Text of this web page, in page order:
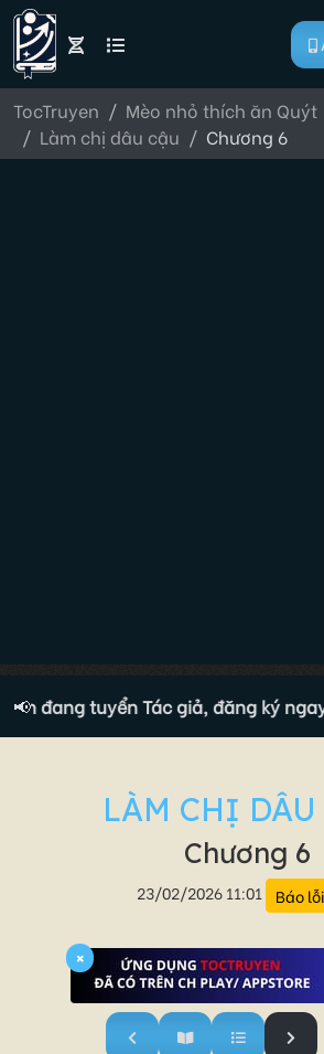
TocTruyen
Mèo nhỏ thích ăn Quýt
Làm chị dâu cậu
Chương 6
📢
đang tuyển Tác giả, đăng ký ngay
LÀM CHỊ DÂU
Chương 6
23/02/2026 11:01 Báo lỗi
×